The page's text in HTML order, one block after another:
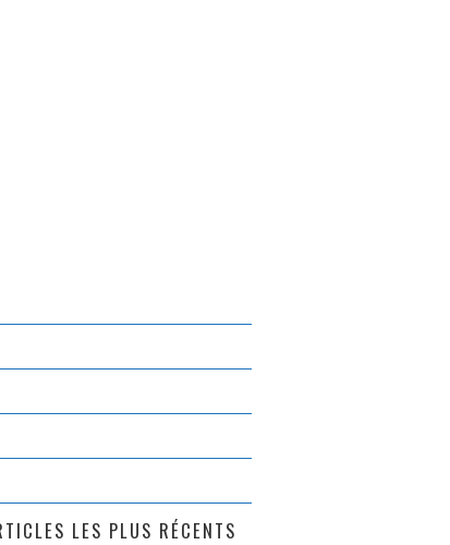
LES PLUS RÉCENTS